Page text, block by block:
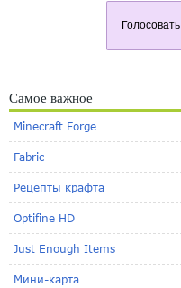
Голосовать
Самое важное
Minecraft Forge
Fabric
Рецепты крафта
Optifine HD
Just Enough Items
Мини-карта